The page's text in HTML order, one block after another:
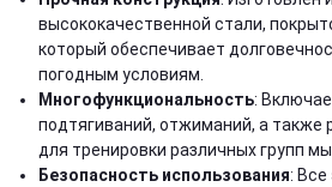
высококачественной стали,
который обеспечивает
погодным условиям.
Многофункциональность:
подтягиваний, отжиманий, а также
для тренировки различных групп
Безопасность использования: